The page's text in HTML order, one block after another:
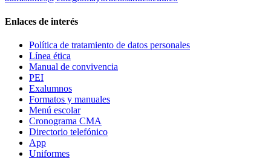
Enlaces de interés
Política de tratamiento de datos personales
Línea ética
Manual de convivencia
PEI
Exalumnos
Formatos y manuales
Menú escolar
Cronograma CMA
Directorio telefónico
App
Uniformes